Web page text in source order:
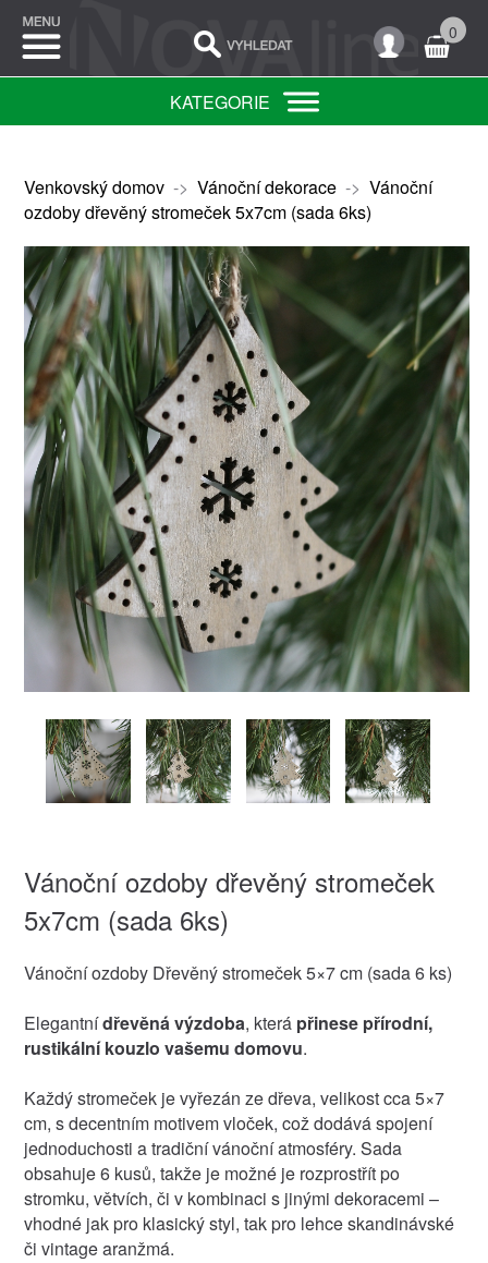
0
KATEGORIE
Venkovský domov-> Vánoční dekorace-> Vánoční
ozdoby dřevěný stromeček 5x7cm (sada 6ks)
Vánoční ozdoby dřevěný stromeček
5x7cm (sada 6ks)
Vánoční ozdoby Dřevěný stromeček 5×7 cm (sada 6 ks)
Elegantnídřevěná výzdoba, která přinese přírodní,
rustikální kouzlo vašemu domovu.
Každý stromeček je vyřezán ze dřeva, velikost cca 5×7
cm, s decentním motivem vloček, což dodává spojení
jednoduchosti a tradiční vánoční atmosféry. Sada
obsahuje 6 kusů, takže je možné je rozprostřít po
stromku, větvích, či v kombinaci s jinými dekoracemi –
vhodné jak pro klasický styl, tak pro lehce skandinávské
či vintage aranžmá.